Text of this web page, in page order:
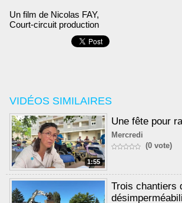
VIDÉOS SIMILAIRES
1:55
Une fête pour
Mercredi
(0 vote)
Trois chantiers
Un film de Nicolas FAY,
Court-circuit production